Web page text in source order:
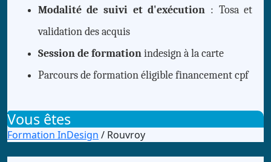
Modalité de suivi et d'exécution : Tosa et
validation des acquis
Session de formationindesign à la carte
Parcours de formation éligible financement cpf
Vous êtes
Formation InDesign / Rouvroy